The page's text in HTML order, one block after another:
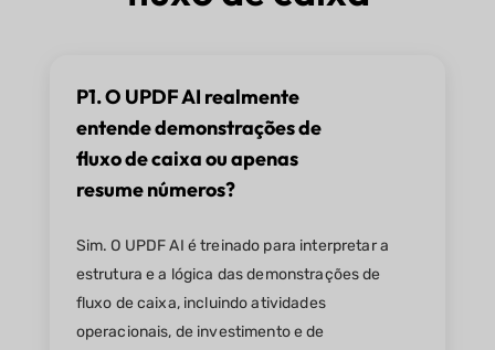
P1. O UPDF AI realmente
entende demonstrações de
fluxo de caixa ou apenas
resume números?
Sim. O UPDF AI é treinado para interpretar a
estrutura e a lógica das demonstrações de
fluxo de caixa, incluindo atividades
operacionais, de investimento e de